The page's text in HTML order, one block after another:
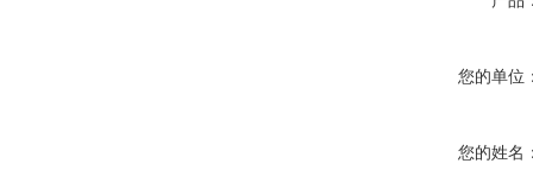
您的单位
您的姓名